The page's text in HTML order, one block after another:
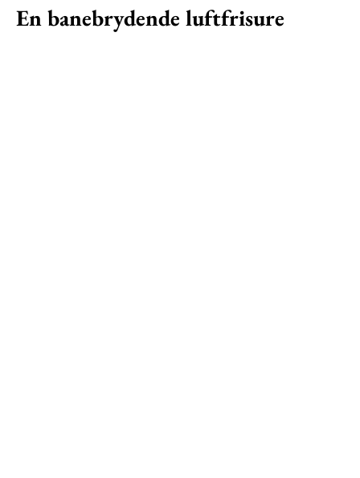
En banebrydende luftfrisure